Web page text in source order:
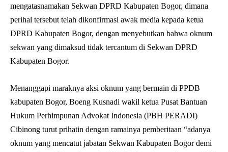
mengatasnamakan Sekwan DPRD Kabupaten Bogor, dimana
perihal tersebut telah dikonfirmasi awak media kepada ketua
DPRD Kabupaten Bogor, dengan menyebutkan bahwa oknum
sekwan yang dimaksud tidak tercantum di Sekwan DPRD
Kabupaten Bogor.
Menanggapi maraknya aksi oknum yang bermain di PPDB
kabupaten Bogor, Boeng Kusnadi wakil ketua Pusat Bantuan
Hukum Perhimpunan Advokat Indonesia (PBH PERADI)
Cibinong turut prihatin dengan ramainya pemberitaan “adanya
oknum yang mencatut jabatan Sekwan Kabupaten Bogor demi